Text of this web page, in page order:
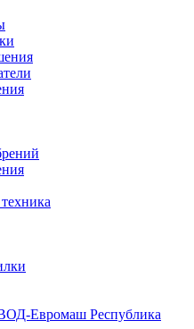
Евромаш Республика